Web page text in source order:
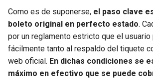
Como es de suponerse, el paso clave
boleto original en perfecto estado.
por un reglamento estricto que el
fácilmente tanto al respaldo del tiquete
web oficial. En dichas condiciones se
máximo en efectivo que se puede